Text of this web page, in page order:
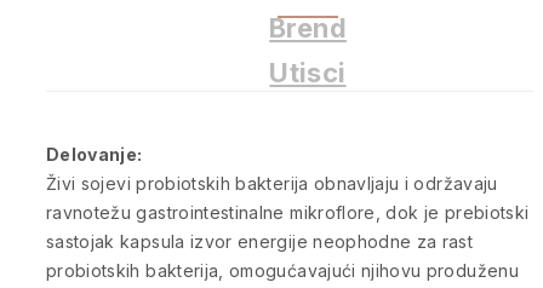
Brend
Utisci
Delovanje:
Živi sojevi probiotskih bakterija obnavljaju i održavaju
ravnotežu gastrointestinalne mikroflore, dok je prebiotski
sastojak kapsula izvor energije neophodne za rast
probiotskih bakterija, omogućavajući njihovu produženu